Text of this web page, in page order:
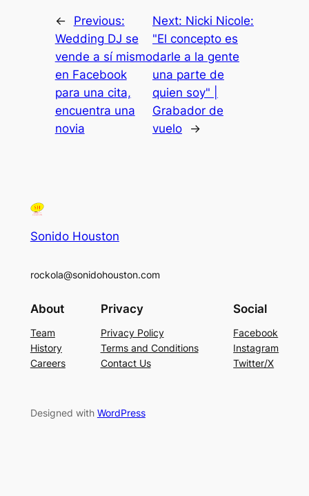
←
Previous:
Wedding DJ se
vende a sí mismo
en Facebook
para una cita,
encuentra una
novia
Next: Nicki Nicole:
"El concepto es
darle a la gente
una parte de
quien soy" |
Grabador de
vuelo
→
Sonido Houston
rockola@sonidohouston.com
About
Team
History
Careers
Privacy
Privacy Policy
Terms and Conditions
Contact Us
Social
Facebook
Instagram
Twitter/X
Designed with WordPress